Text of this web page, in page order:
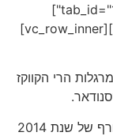
האתר" tab_id="1579251557190-298bf02c-6ab3"]
[gem_divider style="3" margin_top="0"][vc_row_inner]
הרי הקווקז
סוצ'י נבנתה מחדש לקראת אולימפיאדת החורף של שנת 2014